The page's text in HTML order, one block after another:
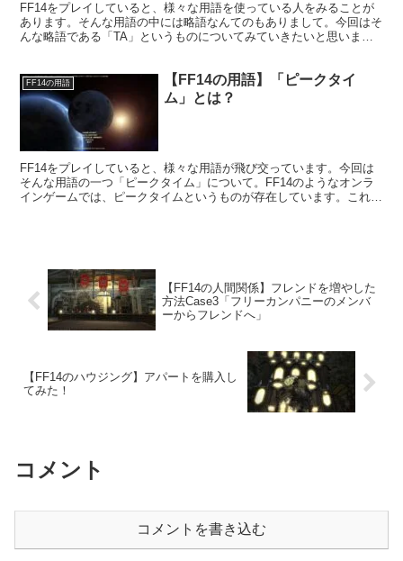
FF14をプレイしていると、様々な用語を使っている人をみることが
あります。そんな用語の中には略語なんてのもありまして。今回はそ
んな略語である「TA」というものについてみていきたいと思いま
FF14の用語
【FF14の用語】「ピークタイ
ム」とは？
FF14をプレイしていると、様々な用語が飛び交っています。今回は
そんな用語の一つ「ピークタイム」について。FF14のようなオンラ
インゲームでは、ピークタイムというものが存在しています。これは
【FF14の人間関係】フレンドを増やした
方法Case3「フリーカンパニーのメンバ
ーからフレンドへ」
【FF14のハウジング】アパートを購入し
てみた！
コメント
コメントを書き込む